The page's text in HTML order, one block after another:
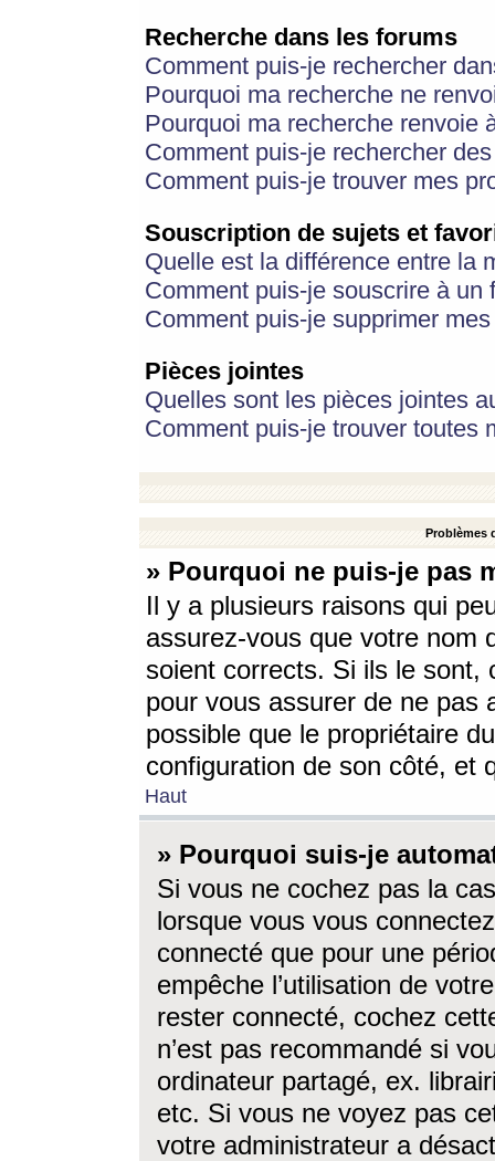
Recherche dans les forums
Comment puis-je rechercher
Pourquoi ma recherche ne
Pourquoi ma recherche renvoie
Comment puis-je rechercher
Comment puis-je trouver mes
Souscription de sujets et
Quelle est la différence entre la
Comment puis-je souscrire à
Comment puis-je supprimer
Pièces jointes
Quelles sont les pièces jointes
Comment puis-je trouver toutes
Problèmes
» Pourquoi ne puis-je pas
Il y a plusieurs raisons qui
assurez-vous que votre nom
soient corrects. Si ils le sont,
pour vous assurer de ne pas
possible que le propriétaire
configuration de son côté, et
Haut
» Pourquoi suis-je
Si vous ne cochez pas la
lorsque vous vous
connecté que pour une
empêche l’utilisation de
rester connecté, cochez
n’est pas recommandé si
ordinateur partagé, ex.
etc. Si vous ne voyez pas
votre administrateur a